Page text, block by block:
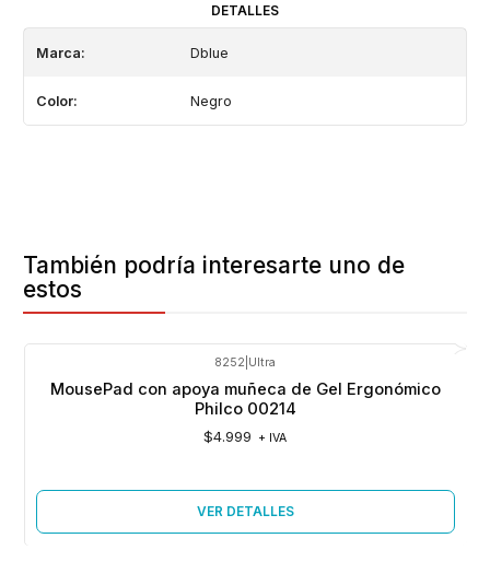
DETALLES
Marca: Dblue
Color: Negro
También podría interesarte uno de
estos
Agotado
8252 Ultra
MousePad con apoya muñeca de Gel Ergonómico
Philco 00214
$4.999 + IVA
VER DETALLES